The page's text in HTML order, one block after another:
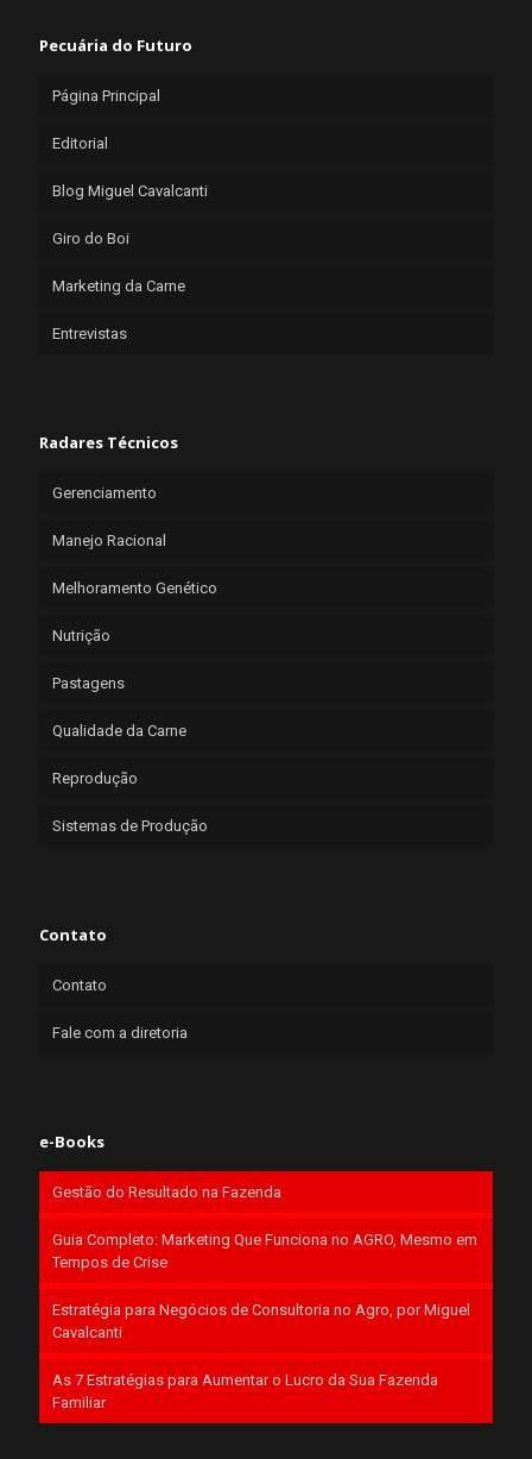
Pecuária do Futuro
Página Principal
Editorial
Blog Miguel Cavalcanti
Giro do Boi
Marketing da Carne
Entrevistas
Radares Técnicos
Gerenciamento
Manejo Racional
Melhoramento Genético
Nutrição
Pastagens
Qualidade da Carne
Reprodução
Sistemas de Produção
Contato
Contato
Fale com a diretoria
e-Books
Gestão do Resultado na Fazenda
Guia Completo: Marketing Que Funciona no AGRO, Mesmo em
Tempos de Crise
Estratégia para Negócios de Consultoria no Agro, por Miguel
Cavalcanti
As 7 Estratégias para Aumentar o Lucro da Sua Fazenda
Familiar